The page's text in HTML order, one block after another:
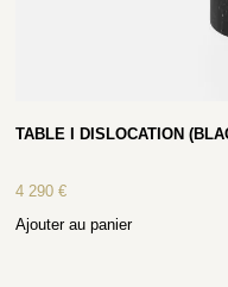
TABLE I DISLOCATION
4 290€
Ajouter au panier